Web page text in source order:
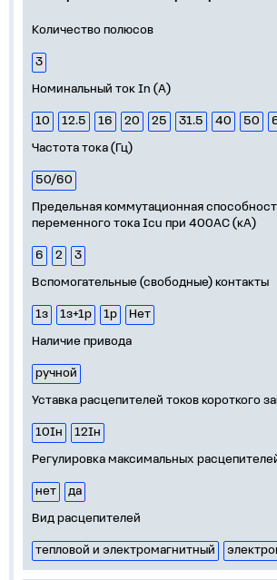
Количество полюсов
3
Номинальный ток In (А)
10 12.5 16 20 25 31.5 40 50
Частота тока (Гц)
50/60
Предельная коммутационная
переменного тока Icu при 400АС (кА)
6 2
3
Вспомогательные (свободные) контакты
1з 1з+1р 1р
Нет
Наличие привода
ручной
Уставка расцепителей токов короткого
10Iн
12Iн
Регулировка максимальных
нет
да
Вид расцепителей
тепловой и электромагнитный